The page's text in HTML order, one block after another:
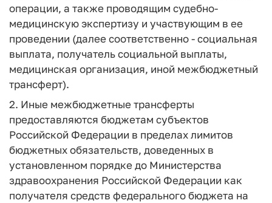
операции, а также проводящим судебно-
медицинскую экспертизу и участвующим в ее
проведении (далее соответственно - социальная
выплата, получатель социальной выплаты,
медицинская организация, иной межбюджетный
трансферт).
2. Иные межбюджетные трансферты
предоставляются бюджетам субъектов
Российской Федерации в пределах лимитов
бюджетных обязательств, доведенных в
установленном порядке до Министерства
здравоохранения Российской Федерации как
получателя средств федерального бюджета на